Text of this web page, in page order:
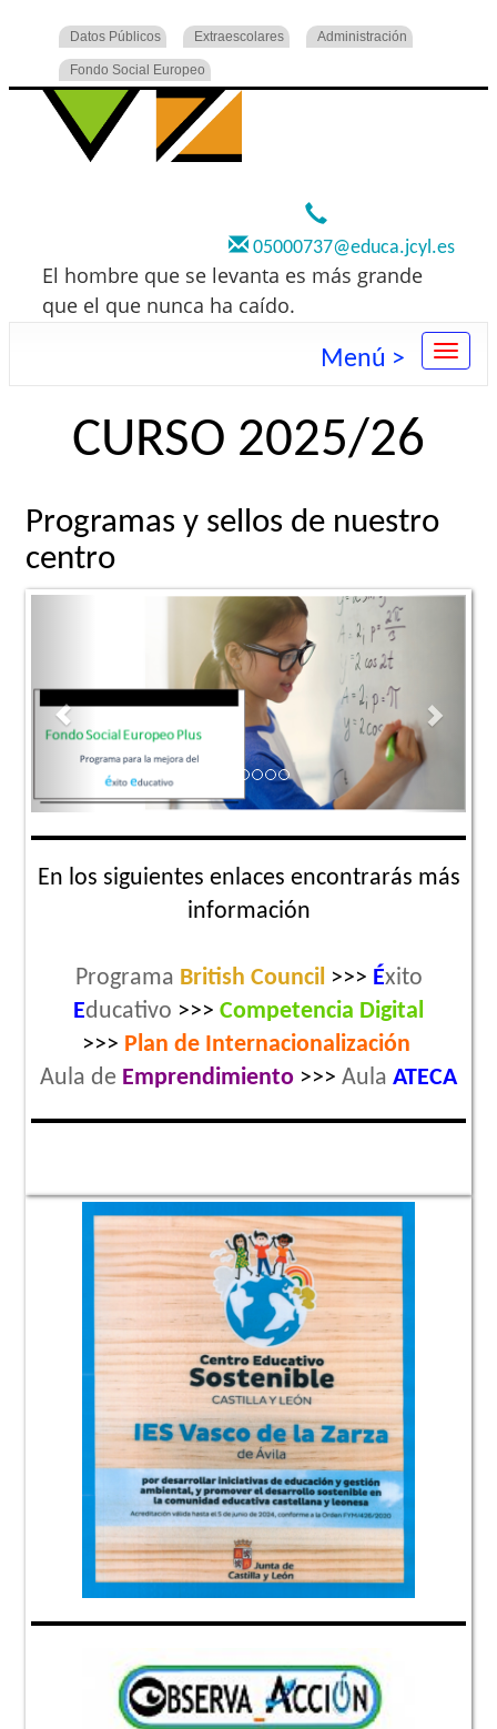
Datos Públicos Extraescolares Administración
Fondo Social Europeo
05000737@educa.jcyl.es
El hombre que se levanta es más grande
que el que nunca ha caído.
Menú >
CURSO 2025/26
Programas y sellos de nuestro
centro
En los siguientes enlaces encontrarás más
información
Programa British Council >>> Éxito
Educativo >>> Competencia Digital
>>> Plan de Internacionalización
Aula de Emprendimiento >>> Aula ATECA